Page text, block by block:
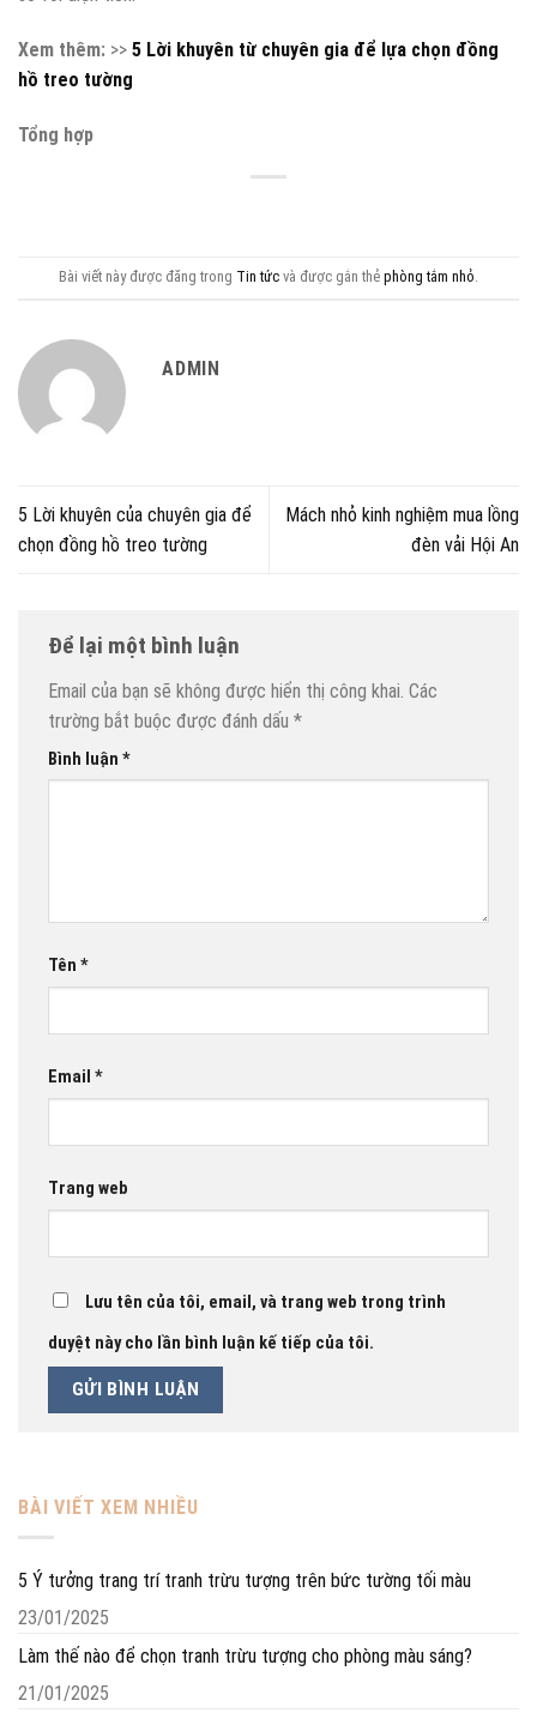
BÀI VIẾT XEM NHIỀU
5 Ý tưởng trang trí tranh trừu tượng trên bức tường tối màu
23/01/2025
Làm thế nào để chọn tranh trừu tượng cho phòng màu sáng?
21/01/2025
Xem thêm: >> 5 Lời khuyên từ chuyên gia để lựa chọn đồng
hồ treo tường
Tổng hợp
Bài viết này được đăng trong Tin tức và được gắn thẻ phòng tắm nhỏ.
ADMIN
5 Lời khuyên của chuyên gia để
chọn đồng hồ treo tường
Mách nhỏ kinh nghiệm mua lồng
đèn vải Hội An
Để lại một bình luận
Email của bạn sẽ không được hiển thị công khai. Các
trường bắt buộc được đánh dấu *
Bình luận *
Tên *
Email *
Trang web
Lưu tên của tôi, email, và trang web trong trình
duyệt này cho lần bình luận kế tiếp của tôi.